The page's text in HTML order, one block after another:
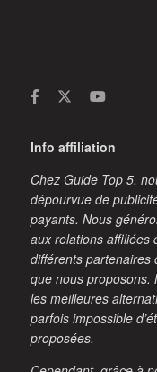
Info affiliation
Chez Guide Top 5,
dépourvue de
payants. Nous
aux relations affiliées
différents partenaires
que nous proposons.
les meilleures
parfois impossible
proposées.